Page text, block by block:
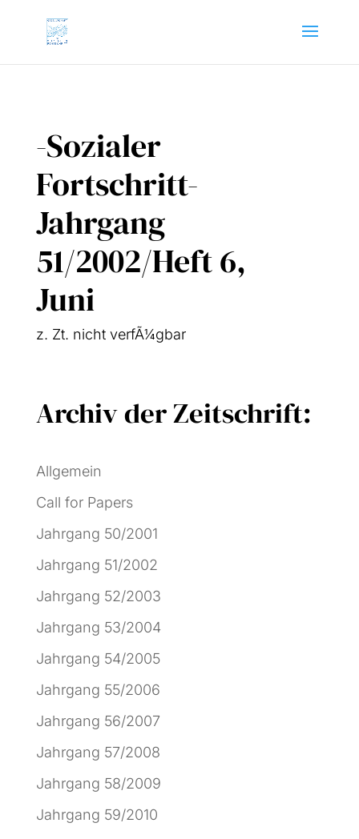
-Sozialer
Fortschritt-
Jahrgang
51/2002/Heft 6,
Juni
z. Zt. nicht ver­fÃ¼g­bar
Archiv der Zeitschrift:
Allgemein
Call for Papers
Jahrgang 50/2001
Jahrgang 51/2002
Jahrgang 52/2003
Jahrgang 53/2004
Jahrgang 54/2005
Jahrgang 55/2006
Jahrgang 56/2007
Jahrgang 57/2008
Jahrgang 58/2009
Jahrgang 59/2010